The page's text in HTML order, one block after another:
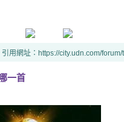
引用網址：https://city.udn.com/
一首